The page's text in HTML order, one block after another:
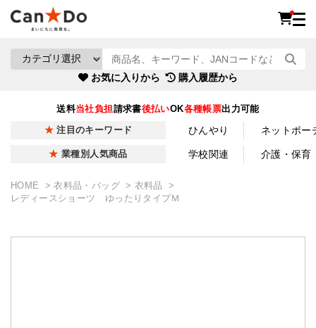
お気に入りから 購入履歴から
送料当社負担請求書後払いOK各種帳票出力可能
注目のキーワード ひんやり ネットポー
業種別人気商品 学校関連 介護・保育
HOME 衣料品・バッグ
衣料品
レディースショーツ ゆったりタイプＭ